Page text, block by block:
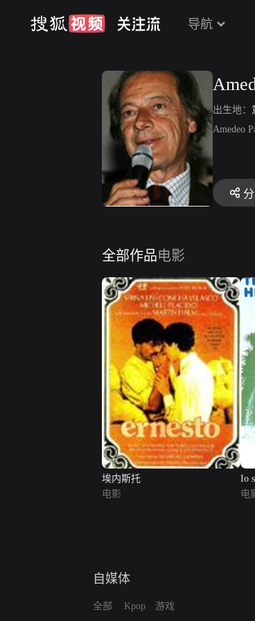
导航
出生地：
Amedeo
全部作品电影
埃内斯托
电影
Io
电
自媒体
全部 Kpop 游戏